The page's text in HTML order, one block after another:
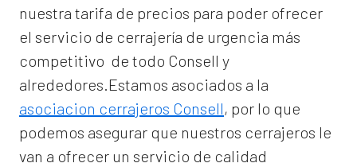
nuestra tarifa de precios para poder ofrecer
el servicio de cerrajería de urgencia más
competitivo de todo Consell y
alrededores.Estamos asociados a la
asociacion cerrajeros Consell, por lo que
podemos asegurar que nuestros cerrajeros le
van a ofrecer un servicio de calidad